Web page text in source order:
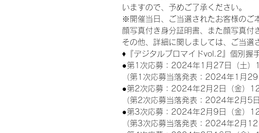
いますので、予めご了承ください。
※開催当日、ご当選されたお客様のご
顔写真付き身分証明書、また顔写真付
その他、詳細に関しましては、ご当選
♦『デジタルブロマイドvol.2』個別握
●第1次応募：2024年1月27日（土
（第1次応募当落発表：2024年1月29
●第2次応募：2024年2月2日（金）
（第2次応募当落発表：2024年2月5日
●第3次応募：2024年2月9日（金）
（第3次応募当落発表：2024年2月12